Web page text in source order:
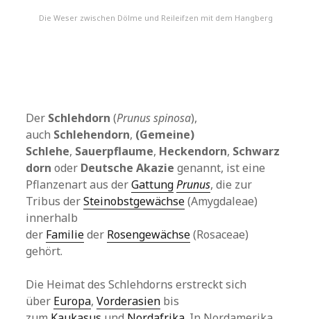
Die Weser zwischen Dölme und Reileifzen mit dem Hangberg
Der Schlehdorn (Prunus spinosa),
auch Schlehendorn, (Gemeine)
Schlehe, Sauerpflaume, Heckendorn, Schwarz
dorn oder Deutsche Akazie genannt, ist eine
Pflanzenart aus derGattungPrunus, die zur
Tribus derSteinobstgewächse(Amygdaleae)
innerhalb
der Familieder Rosengewächse(Rosaceae)
gehört.
Die Heimat des Schlehdorns erstreckt sich
über Europa,Vorderasien bis